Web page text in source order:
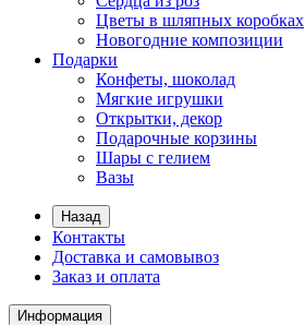
Цветы в шляпных коробках
Новогодние композиции
Подарки
Конфеты, шоколад
Мягкие игрушки
Открытки, декор
Подарочные корзины
Шары с гелием
Вазы
Назад
Контакты
Доставка и самовывоз
Заказ и оплата
Информация